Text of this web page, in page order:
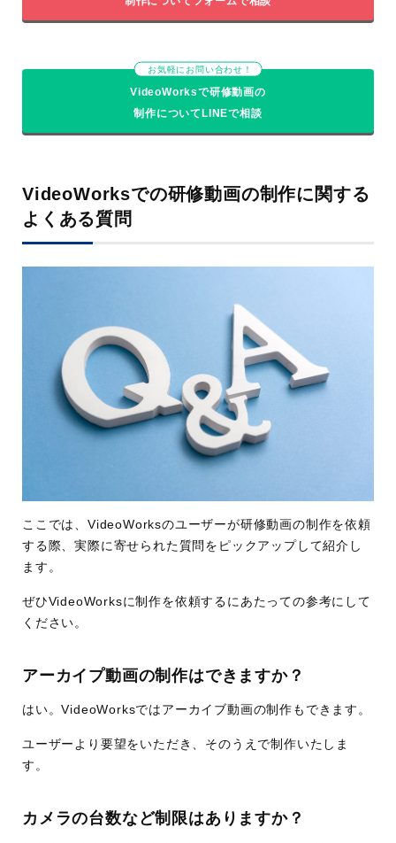
お気軽にお問い合わせ！
VideoWorksで研修動画の
制作についてLINEで相談
VideoWorksでの研修動画の制作に関する
よくある質問
ここでは、VideoWorksのユーザーが研修動画の制作を依頼
する際、実際に寄せられた質問をピックアップして紹介し
ます。
ぜひVideoWorksに制作を依頼するにあたっての参考にして
ください。
アーカイプ動画の制作はできますか？
はい。VideoWorksではアーカイブ動画の制作もできます。
ユーザーより要望をいただき、そのうえで制作いたしま
す。
カメラの台数など制限はありますか？